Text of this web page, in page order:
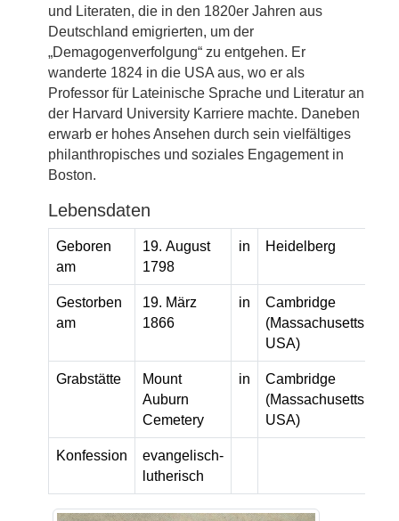
und Literaten, die in den 1820er Jahren aus
Deutschland emigrierten, um der
„Demagogenverfolgung“ zu entgehen. Er
wanderte 1824 in die USA aus, wo er als
Professor für Lateinische Sprache und Literatur an
der Harvard University Karriere machte. Daneben
erwarb er hohes Ansehen durch sein vielfältiges
philanthropisches und soziales Engagement in
Boston.
Lebensdaten
Geboren
am
19. August
1798
in Heidelberg
Gestorben
am
19. März
1866
in
Cambridge
(Massachusetts,
USA)
Grabstätte
Mount
Auburn
Cemetery
in
Cambridge
(Massachusetts,
USA)
Konfession
evangelisch-
lutherisch